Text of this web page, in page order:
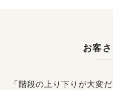
お客
「階段の上り下りが大変